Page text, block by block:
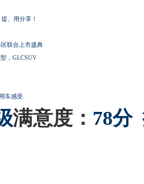
、用分享！
联合上市盛典
，GLCSUV
车感受
满意度： 78分